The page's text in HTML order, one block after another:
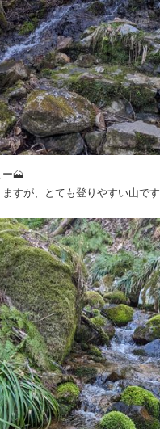
ー🗻
すが、とても登りやすい山です